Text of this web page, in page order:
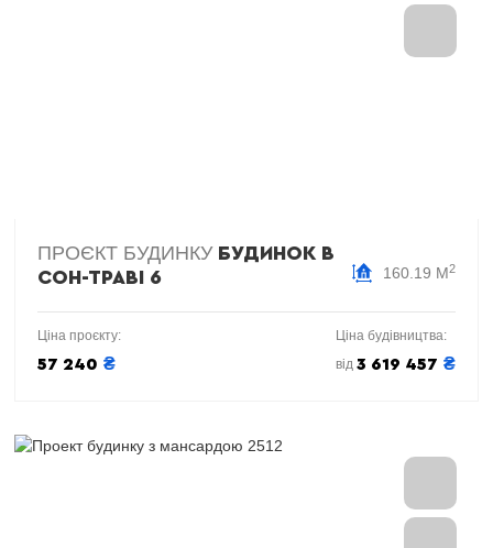
ПРОЄКТ БУДИНКУ БУДИНОК В
СОН-ТРАВІ 6
160.19 М2
Ціна проєкту:
57 240 ₴
Ціна будівництва:
від 3 619 457 ₴